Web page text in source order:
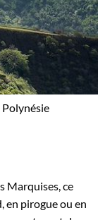
Marquises, ce
en pirogue ou en